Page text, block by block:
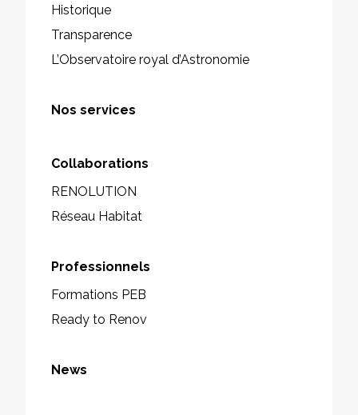
Historique
Transparence
L’Observatoire royal d’Astronomie
Nos services
Collaborations
RENOLUTION
Réseau Habitat
Professionnels
Formations PEB
Ready to Renov
News